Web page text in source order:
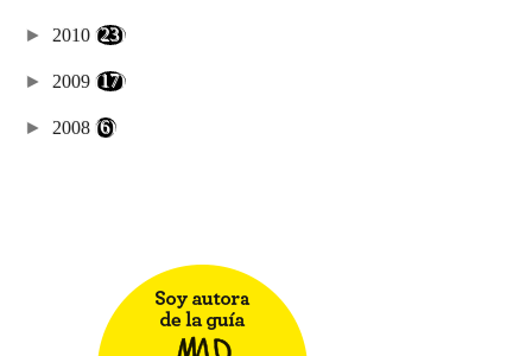
► 2010 (23)
► 2009 (17)
► 2008 (6)